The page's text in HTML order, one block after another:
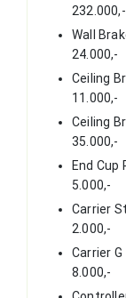
232.000,-
24.000,-
11.000,-
35.000,-
5.000,-
2.000,-
8.000,-